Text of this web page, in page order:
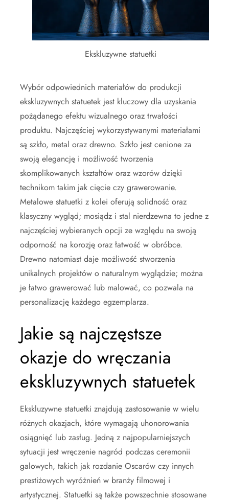
Ekskluzywne statuetki
Wybór odpowiednich materiałów do produkcji
ekskluzywnych statuetek jest kluczowy dla uzyskania
pożądanego efektu wizualnego oraz trwałości
produktu. Najczęściej wykorzystywanymi materiałami
są szkło, metal oraz drewno. Szkło jest cenione za
swoją elegancję i możliwość tworzenia
skomplikowanych kształtów oraz wzorów dzięki
technikom takim jak cięcie czy grawerowanie.
Metalowe statuetki z kolei oferują solidność oraz
klasyczny wygląd; mosiądz i stal nierdzewna to jedne z
najczęściej wybieranych opcji ze względu na swoją
odporność na korozję oraz łatwość w obróbce.
Drewno natomiast daje możliwość stworzenia
unikalnych projektów o naturalnym wyglądzie; można
je łatwo grawerować lub malować, co pozwala na
personalizację każdego egzemplarza.
Jakie są najczęstsze
okazje do wręczania
ekskluzywnych statuetek
Ekskluzywne statuetki znajdują zastosowanie w wielu
różnych okazjach, które wymagają uhonorowania
osiągnięć lub zasług. Jedną z najpopularniejszych
sytuacji jest wręczenie nagród podczas ceremonii
galowych, takich jak rozdanie Oscarów czy innych
prestiżowych wyróżnień w branży filmowej i
artystycznej. Statuetki są także powszechnie stosowane